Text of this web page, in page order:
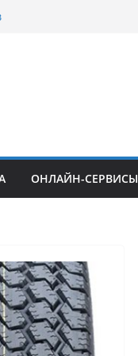
ОНЛАЙН-СЕРВИСЫ